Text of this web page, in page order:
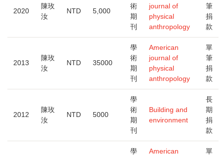
2020
陳玫
汝
NTD 5,000
術
期
刊
journal of
physical
anthropology
筆
捐
款
2013
陳玫
汝
NTD 35000
學
術
期
刊
American
journal of
physical
anthropology
單
筆
捐
款
2012
陳玫
汝
NTD 5000
學
術
期
刊
Building and
environment
長
期
捐
款
學
American
單